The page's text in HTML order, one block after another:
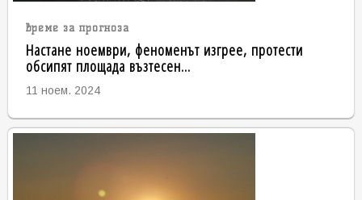
време за прогноза
Настане ноември, феноменът изгрее, протести
обсипят площада възтесен...
11 ноем. 2024